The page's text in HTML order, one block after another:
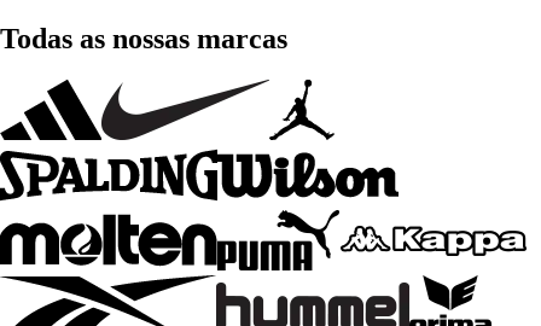
Todas as nossas marcas